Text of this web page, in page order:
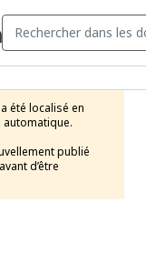
été localisé en
automatique.
publié
d’être